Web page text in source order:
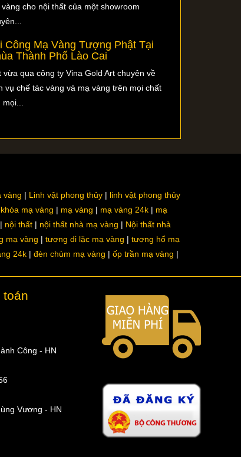
vàng cho nội thất của một showroom
Công Mạ Vàng Tượng Phật Tại
Thành Phố Lào Cai
vừa qua công ty Vina Gold Art chuyên về
vụ chế tác vàng và mạ vàng trên mọi chất
vàng Linh vật phong thủy
linh vật phong thủy
mạ vàng mạ vàng mạ vàng 24k
mạ
nội thất nội thất nhà mạ vàng
Nội thất nhà
mạ vàng tượng di lặc mạ vàng
tượng hổ mạ
24k đèn chùm mạ vàng ốp trần mạ vàng
toán
Công - HN
Vương - HN